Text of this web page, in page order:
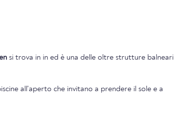
si trova in in ed è una delle oltre strutture balneari
all'aperto che invitano a prendere il sole e a